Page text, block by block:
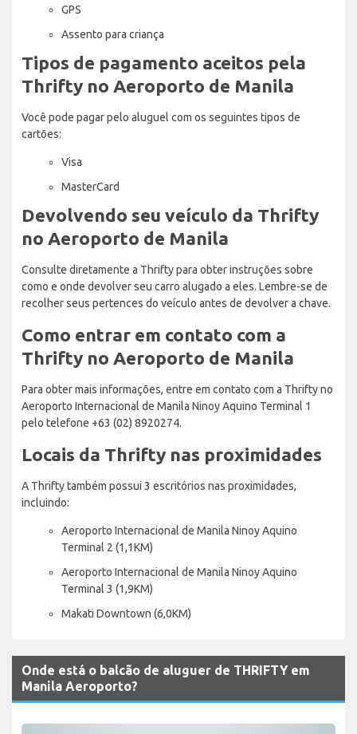
GPS
Assento para criança
Tipos de pagamento aceitos pela
Thrifty no Aeroporto de Manila
Você pode pagar pelo aluguel com os seguintes tipos de
cartões:
Visa
MasterCard
Devolvendo seu veículo da Thrifty
no Aeroporto de Manila
Consulte diretamente a Thrifty para obter instruções sobre
como e onde devolver seu carro alugado a eles. Lembre-se de
recolher seus pertences do veículo antes de devolver a chave.
Como entrar em contato com a
Thrifty no Aeroporto de Manila
Para obter mais informações, entre em contato com a Thrifty no
Aeroporto Internacional de Manila Ninoy Aquino Terminal 1
pelo telefone +63 (02) 8920274.
Locais da Thrifty nas proximidades
A Thrifty também possui 3 escritórios nas proximidades,
incluindo:
Aeroporto Internacional de Manila Ninoy Aquino
Terminal 2 (1,1KM)
Aeroporto Internacional de Manila Ninoy Aquino
Terminal 3 (1,9KM)
Makati Downtown (6,0KM)
Onde está o balcão de aluguer de THRIFTY em
Manila Aeroporto?